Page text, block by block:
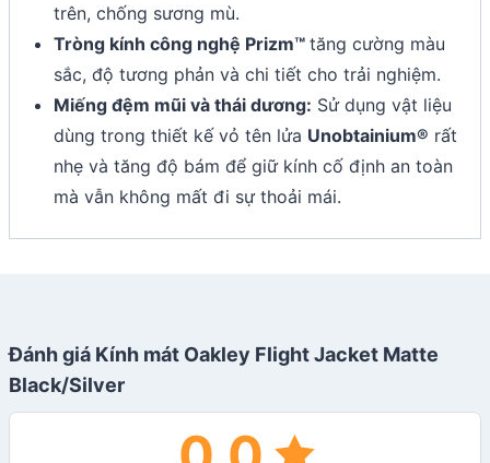
trên, chống sương mù.
Tròng kính công nghệ Prizm™ tăng cường màu
sắc, độ tương phản và chi tiết cho trải nghiệm.
Miếng đệm mũi và thái dương: Sử dụng vật liệu
dùng trong thiết kế vỏ tên lửa Unobtainium® rất
nhẹ và tăng độ bám để giữ kính cố định an toàn
mà vẫn không mất đi sự thoải mái.
Đánh giá Kính mát Oakley Flight Jacket Matte
Black/Silver